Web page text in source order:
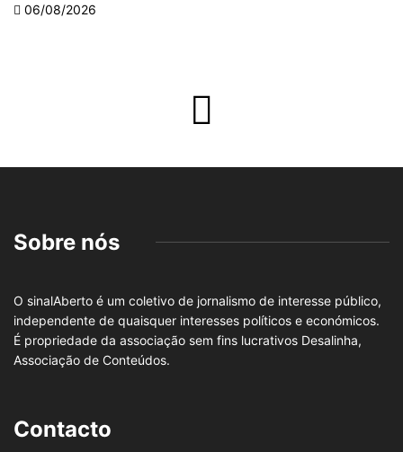
06/08/2026
Sobre nós
O sinalAberto é um coletivo de jornalismo de interesse público,
independente de quaisquer interesses políticos e económicos.
É propriedade da associação sem fins lucrativos Desalinha,
Associação de Conteúdos.
Contacto